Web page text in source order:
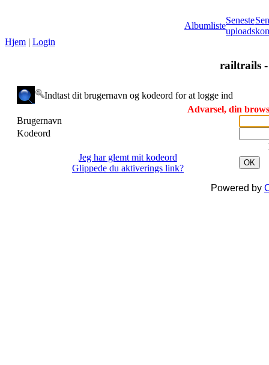
Albumliste
Seneste
uploads
Hjem | Login
railtrails
Indtast dit brugernavn og kodeord for at logge ind
Advarsel, din
Brugernavn
Kodeord
Jeg har glemt mit kodeord
Glippede du aktiverings link?
OK
Powered by